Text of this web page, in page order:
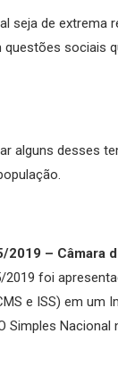
seja de extrema
sociais
alguns desses
2019 – Câmara
foi
e ISS) em
Simples